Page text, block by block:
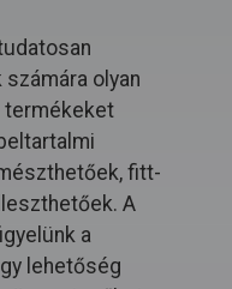
olyan
termékeket
fitt-
A
a
lehetőség